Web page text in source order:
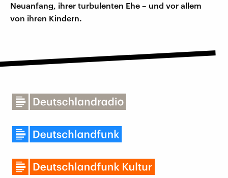
Neuanfang, ihrer turbulenten Ehe – und vor allem
von ihren Kindern.